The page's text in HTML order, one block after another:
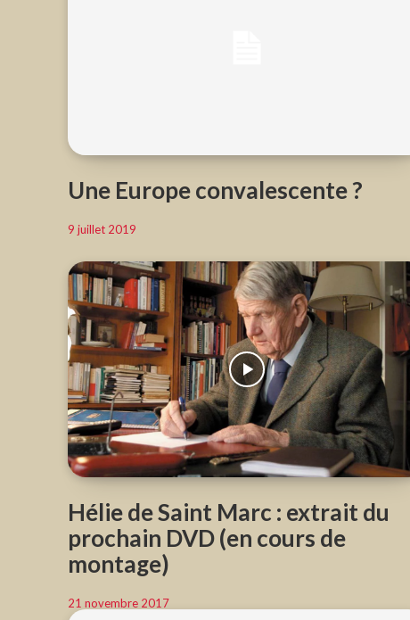
Une Europe convalescente ?
9 juillet 2019
Hélie de Saint Marc : extrait du
prochain DVD (en cours de
montage)
21 novembre 2017